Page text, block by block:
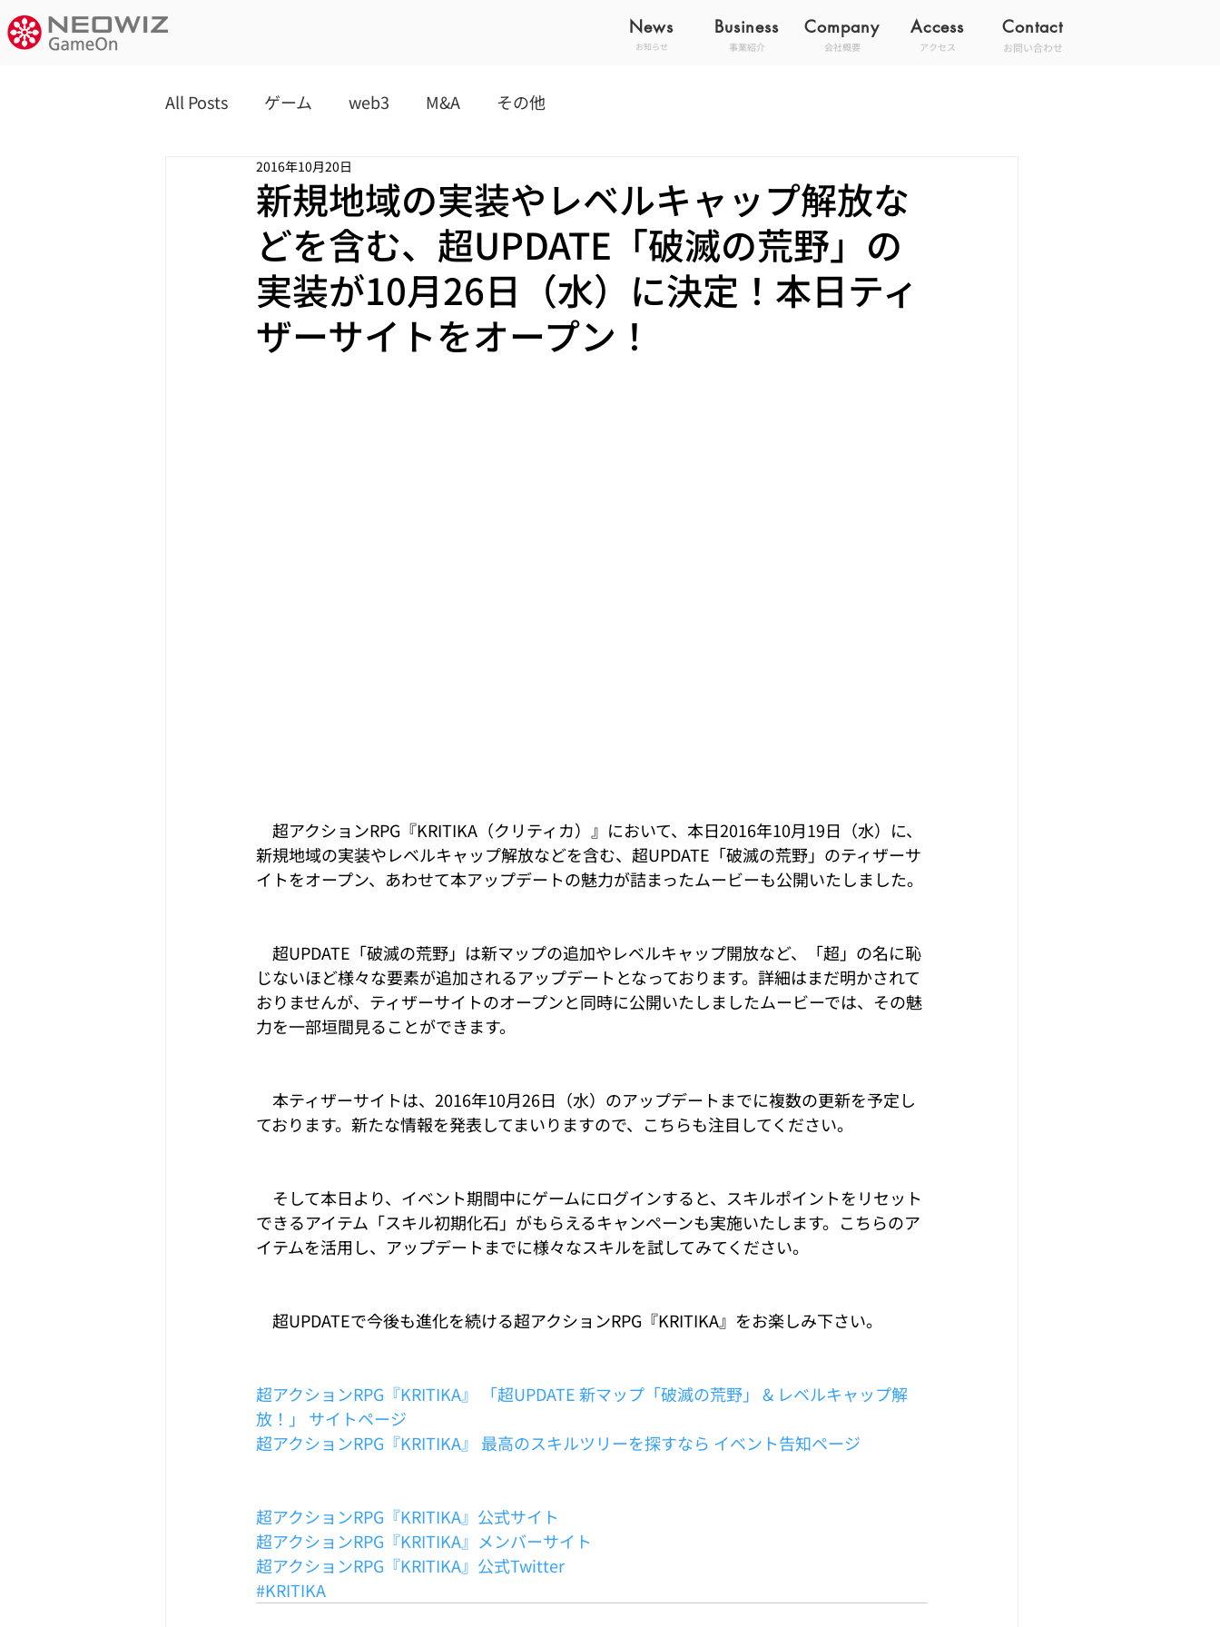
News Business
お知らせ 事業紹介
Access Contact
アクセス お問い合わせ
Company
会社概要
All Posts ゲーム web3 M&A その他
新規地域の実装やレベルキャップ解放な
どを含む、超UPDATE「破滅の荒野」の
実装が10月26日（水）に決定！本日ティ
ザーサイトをオープン！
2016年10月20日
超アクションRPG『KRITIKA（クリティカ）』において、本日2016年10月19日（水）に、
新規地域の実装やレベルキャップ解放などを含む、超UPDATE「破滅の荒野」のティザーサ
イトをオープン、あわせて本アップデートの魅力が詰まったムービーも公開いたしました。
超UPDATE「破滅の荒野」は新マップの追加やレベルキャップ開放など、「超」の名に恥
じないほど様々な要素が追加されるアップデートとなっております。詳細はまだ明かされて
おりませんが、ティザーサイトのオープンと同時に公開いたしましたムービーでは、その魅
力を一部垣間見ることができます。
本ティザーサイトは、2016年10月26日（水）のアップデートまでに複数の更新を予定し
ております。新たな情報を発表してまいりますので、こちらも注目してください。
そして本日より、イベント期間中にゲームにログインすると、スキルポイントをリセット
できるアイテム「スキル初期化石」がもらえるキャンペーンも実施いたします。こちらのア
イテムを活用し、アップデートまでに様々なスキルを試してみてください。
超UPDATEで今後も進化を続ける超アクションRPG『KRITIKA』をお楽しみ下さい。
超アクションRPG『KRITIKA』 「超UPDATE 新マップ「破滅の荒野」 & レベルキャップ解
放！」 サイトページ
超アクションRPG『KRITIKA』 最高のスキルツリーを探すなら イベント告知ページ
超アクションRPG『KRITIKA』公式サイト
超アクションRPG『KRITIKA』メンバーサイト
超アクションRPG『KRITIKA』公式Twitter
#KRITIKA